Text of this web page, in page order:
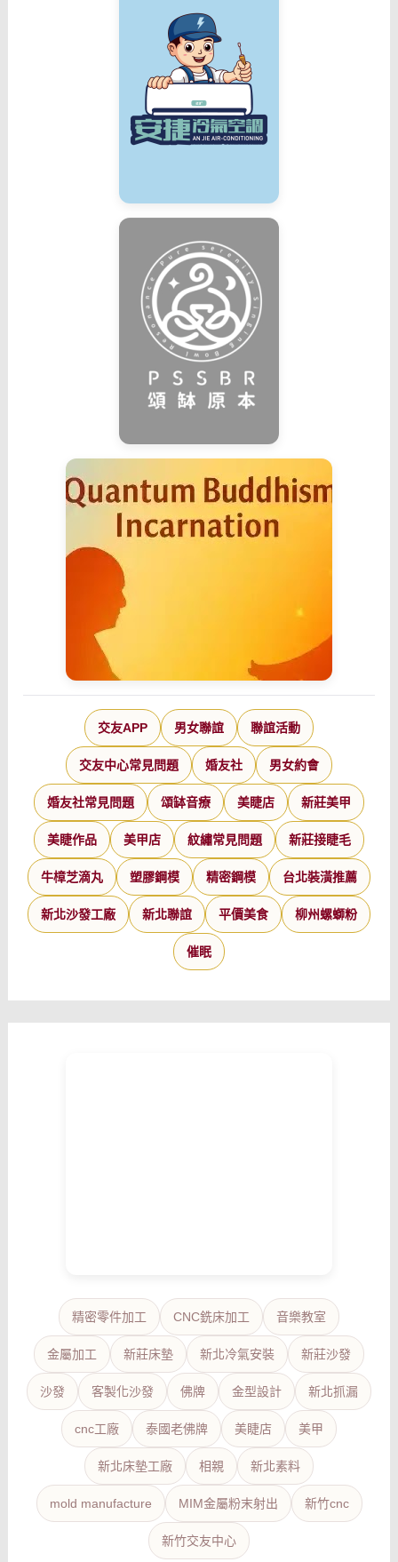
交友APP 男女聯誼 聯誼活動
交友中心常見問題 婚友社 男女約會
婚友社常見問題 頌缽音療 美睫店 新莊美甲
美睫作品 美甲店 紋繡常見問題 新莊接睫毛
牛樟芝滴丸 塑膠鋼模 精密鋼模 台北裝潢推薦
新北沙發工廠 新北聯誼 平價美食 柳州螺螄粉
催眠
精密零件加工 CNC銑床加工 音樂教室
金屬加工 新莊床墊 新北冷氣安裝 新莊沙發
沙發 客製化沙發 佛牌 金型設計 新北抓漏
cnc工廠 泰國老佛牌 美睫店 美甲
新北床墊工廠 相親 新北素料
mold manufacture MIM金屬粉末射出 新竹cnc
新竹交友中心